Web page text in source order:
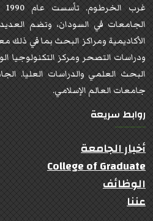
الجامعات في السودان، وتضم
الأكاديمية ومراكز البحث بما في
ودراسات التصحر ومركز التكنولوجيا
البحث العلمي والدراسات العليا.
جامعات العالم الإسلامي.
روابط سريعة
أخبار الجامعة
College of Graduate
الوظائف
عننا